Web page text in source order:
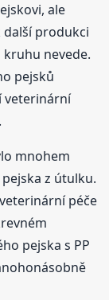
ale
produkci
nevede.
pejsků
veterinární
mnohem
z útulku.
péče
pejska s PP